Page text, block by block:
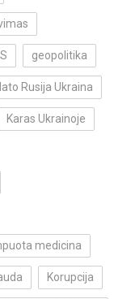
geopolitika
Rusija Ukraina
Karas Ukrainoje
medicina
Korupcija